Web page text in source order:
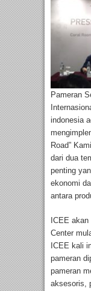
Pameran
indonesia
Road”
dari dua
penting
ekonomi
antara
ICEE
Center
ICEE kali
pameran
pameran
aksesoris,